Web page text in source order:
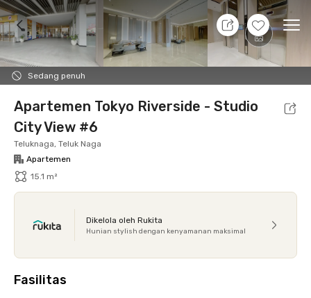
+11
Sedang penuh
7 Agt 26 - Belum tahu
Foto Fasilitas bersama Lokasi Aturan
Apartemen Tokyo Riverside - Studio
City View #6
Teluknaga, Teluk Naga
Apartemen
15.1 m²
Dikelola oleh Rukita
Hunian stylish dengan kenyamanan maksimal
Fasilitas